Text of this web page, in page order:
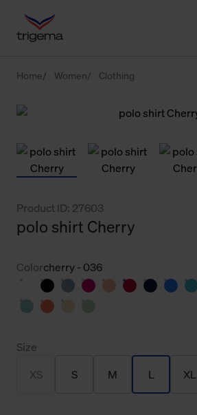
Home Women Clothing
Product ID: 27603
polo shirt Cherry
Colorcherry - 036
Size
XS S M L XL